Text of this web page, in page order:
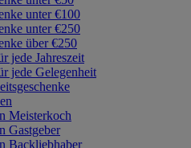
unter €100
unter €250
über €250
jede Jahreszeit
jede Gelegenheit
Meisterkoch
Gastgeber
Backliebhaber